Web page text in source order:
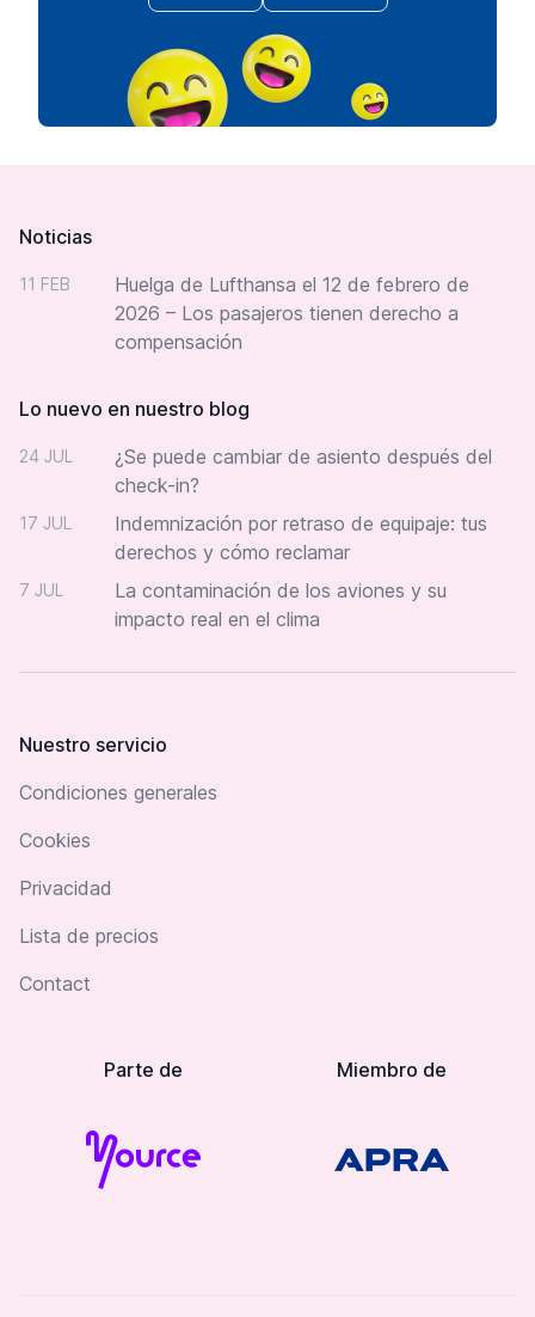
Noticias
11 FEB
Huelga de Lufthansa el 12 de febrero de
2026 – Los pasajeros tienen derecho a
compensación
Lo nuevo en nuestro blog
24 JUL
¿Se puede cambiar de asiento después del
check-in?
17 JUL
Indemnización por retraso de equipaje: tus
derechos y cómo reclamar
7 JUL
La contaminación de los aviones y su
impacto real en el clima
Nuestro servicio
Condiciones generales
Cookies
Privacidad
Lista de precios
Contact
Parte de Miembro de